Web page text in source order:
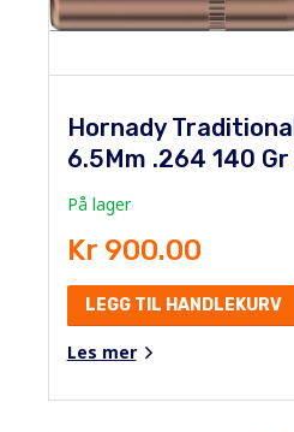
Hornady
6.5Mm .264 140
På lager
Kr 900.00
LEGG TIL HANDLEKURV
Les mer